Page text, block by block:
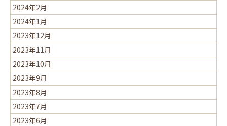
2024年2月
2024年1月
2023年12月
2023年11月
2023年10月
2023年9月
2023年8月
2023年7月
2023年6月